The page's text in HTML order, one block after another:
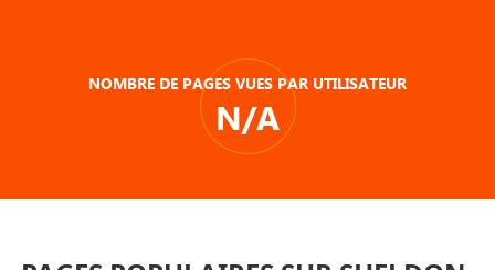
NOMBRE DE PAGES VUES PAR UTILISATEUR
N/A